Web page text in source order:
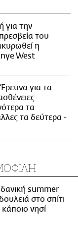
για την
του
η
West
για τα
τα
τα δεύτερα -
summer
στο σπίτι
κάποιο νησί